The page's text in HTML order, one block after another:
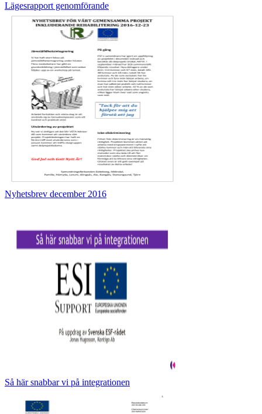
Lägesrapport genomförande
Nyhetsbrev december 2016
Så här snabbar vi på integrationen